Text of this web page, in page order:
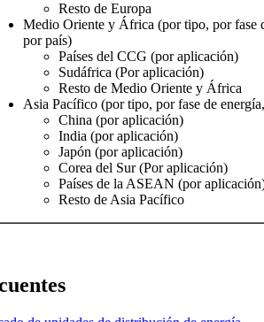
Resto de Europa
Medio Oriente y África (por tipo, por fase
por país)
Países del CCG (por aplicación)
Sudáfrica (Por aplicación)
Resto de Medio Oriente y África
Asia Pacífico (por tipo, por fase de
China (por aplicación)
India (por aplicación)
Japón (por aplicación)
Corea del Sur (Por aplicación)
Países de la ASEAN (por
Resto de Asia Pacífico